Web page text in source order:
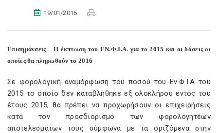
19/01/2016
Επισημάνσεις – Η έκπτωση του ΕΝ.Φ.Ι.Α. για το 2015 και οι δόσεις οι
οποίες θα πληρωθούν το 2016
Σε φορολογική αναμόρφωση του ποσού του Εν.Φ.Ι.Α του
2015 το οποίο δεν καταβλήθηκε εξ ολοκλήρου εντός του
έτους 2015, θα πρέπει να προχωρήσουν οι επιχειρήσεις
κατά τον προσδιορισμό των φορολογητέων
αποτελεσμάτων τους σύμφωνα με τα οριζόμενα στην